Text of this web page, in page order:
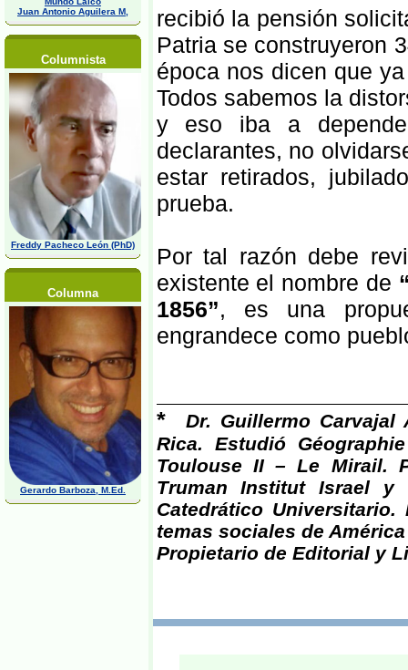
Juan Antonio Aguilera M,
Columnista
Freddy Pacheco León (PhD)
Columna
Gerardo Barboza, M.Ed.
recibió la pensión
Patria se construyeron
época nos dicen que
Todos sabemos la
y eso iba a
declarantes, no
estar retirados,
prueba.
Por tal razón debe
existente el nombre de
1856”, es una
engrandece como
*
Dr. Guillermo Carvajal
Rica. Estudió
Toulouse II – Le Mirail.
Truman Institut Israel y
Catedrático
temas sociales de
Propietario de Editorial y